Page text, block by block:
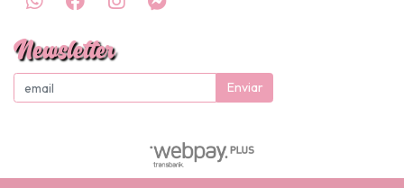
Newsletter
Enviar